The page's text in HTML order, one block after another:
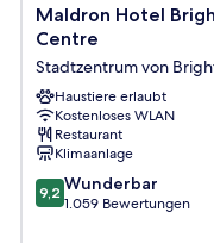
Maldron
Hotel
City
Centre
Stadtzentrum
von
Brighton
Maldron Hotel
Centre
Stadtzentrum von
Haustiere erlaubt
Kostenloses WLAN
Restaurant
Klimaanlage
9.2
von
9,2 Wunderbar
1.059 Bewertungen